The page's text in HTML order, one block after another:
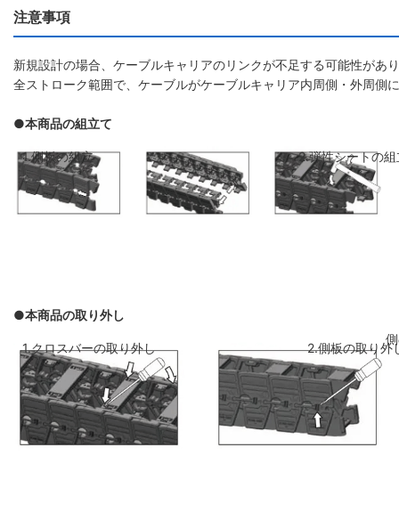
注意事項
新規設計の場合、ケーブルキャリアのリンクが不足する可能性が
全ストローク範囲で、ケーブルがケーブルキャリア内周側・外周側
●本商品の組立て
1.側板の組立 2.弾性シートの組
側板のリンクを斜めに前のリンクに差し
込み、はめ込みます
弾性シートを両
ください
●本商品の取り外し
1.クロスバーの取り外し 2.側板の取り外